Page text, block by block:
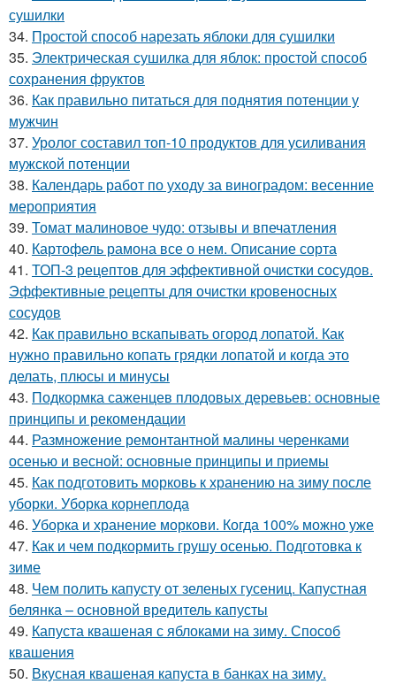
сушилки
34. Простой способ нарезать яблоки для сушилки
35. Электрическая сушилка для яблок: простой способ
сохранения фруктов
36. Как правильно питаться для поднятия потенции у
мужчин
37. Уролог составил топ-10 продуктов для усиливания
мужской потенции
38. Календарь работ по уходу за виноградом: весенние
мероприятия
39. Томат малиновое чудо: отзывы и впечатления
40. Картофель рамона все о нем. Описание сорта
41. ТОП-3 рецептов для эффективной очистки сосудов.
Эффективные рецепты для очистки кровеносных
сосудов
42. Как правильно вскапывать огород лопатой. Как
нужно правильно копать грядки лопатой и когда это
делать, плюсы и минусы
43. Подкормка саженцев плодовых деревьев: основные
принципы и рекомендации
44. Размножение ремонтантной малины черенками
осенью и весной: основные принципы и приемы
45. Как подготовить морковь к хранению на зиму после
уборки. Уборка корнеплода
46. Уборка и хранение моркови. Когда 100% можно уже
47. Как и чем подкормить грушу осенью. Подготовка к
зиме
48. Чем полить капусту от зеленых гусениц. Капустная
белянка – основной вредитель капусты
49. Капуста квашеная с яблоками на зиму. Способ
квашения
50. Вкусная квашеная капуста в банках на зиму.